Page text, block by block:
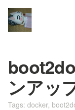
ンアッ
Tags: docker,